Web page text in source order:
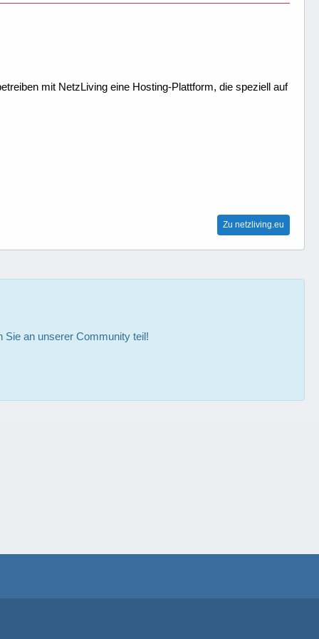
mit NetzLiving eine Hosting-Plattform, die speziell auf
Zu netzliving.eu
Sie an unserer Community teil!